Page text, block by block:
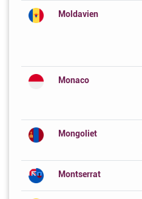
Moldavien
Monaco
Mongoliet
Montserrat